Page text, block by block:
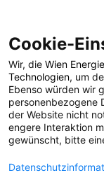
Cookie-
Wir, die Wien
Technologien, um
Ebenso würden wir
personenbezogene
der Website nicht
engere Interaktion
gewünscht, bitte